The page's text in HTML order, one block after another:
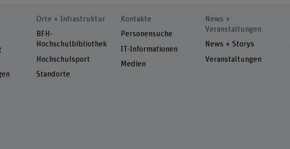
Orte + Infrastruktur
BFH-
Hochschulbibliothek
Hochschulsport
Standorte
Kontakte
Personensuche
IT-Informationen
Medien
News +
Veranstaltungen
News + Storys
Veranstaltungen